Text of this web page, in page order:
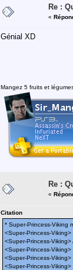
Re :
«
Génial XD
Mangez 5 fruits et
Re :
«
Citation
* Super-Princess-Viking
<Super-Princess-Viking>
<Super-Princess-Viking>
<Super-Princess-Viking>
<Super-Princess-Viking>
<Super-Princess-Viking>